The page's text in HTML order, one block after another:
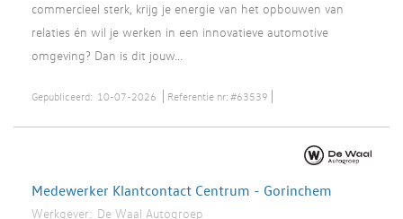
commercieel sterk, krijg je energie van het opbouwen van
relaties én wil je werken in een innovatieve automotive
omgeving? Dan is dit jouw...
Gepubliceerd: 10-07-2026 Referentie nr: #63539
Medewerker Klantcontact Centrum - Gorinchem
Werkgever: De Waal Autogroep